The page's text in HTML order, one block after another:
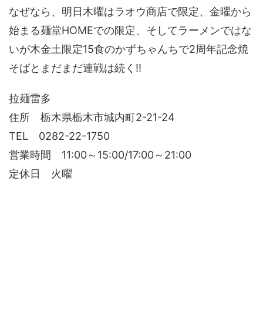
なぜなら、明日木曜はラオウ商店で限定、金曜から
始まる麺堂HOMEでの限定、そしてラーメンではな
いが木金土限定15食のかずちゃんちで2周年記念焼
そばとまだまだ連戦は続く!!
拉麺雷多
住所 栃木県栃木市城内町2-21-24
TEL 0282-22-1750
営業時間 11:00～15:00/17:00～21:00
定休日 火曜